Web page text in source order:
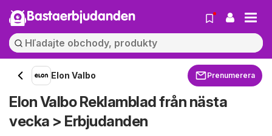
Bastaerbjudanden
Elon Valbo Prenumerera
Elon Valbo Reklamblad från nästa
vecka > Erbjudanden